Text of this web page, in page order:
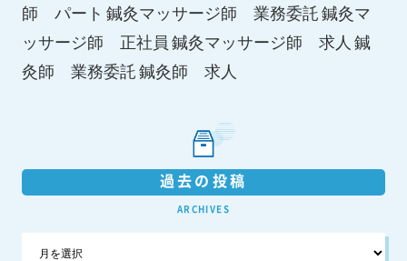
師 パート 鍼灸マッサージ師 業務委託鍼灸マ
ッサージ師 正社員 鍼灸マッサージ師 求人 鍼
灸師 業務委託鍼灸師 求人
過去の投稿
ARCHIVES